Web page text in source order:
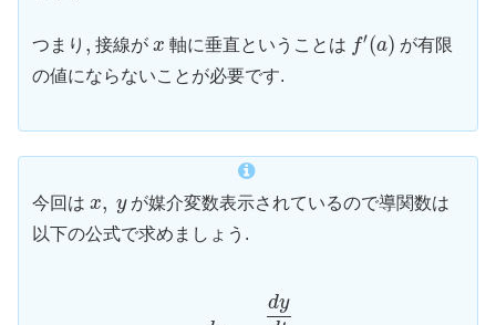
つまり ,, 接線が x
x 軸に垂直ということは f′(a)
′(a
が有限
の値にならないことが必要です.
今回は x, y
x y が媒介変数表示されているので導関数は
以下の公式で求めましょう.
dy
ydt